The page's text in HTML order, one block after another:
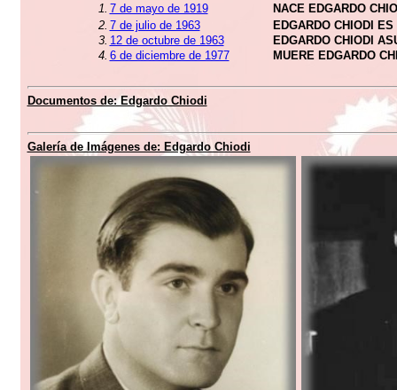
1. 7 de mayo de 1919
NACE EDGARDO
2. 7 de julio de 1963
EDGARDO CHIODI
3. 12 de octubre de 1963
EDGARDO CHIODI
4. 6 de diciembre de 1977 MUERE EDGARDO
Documentos de: Edgardo Chiodi
Galería de Imágenes de: Edgardo Chiodi